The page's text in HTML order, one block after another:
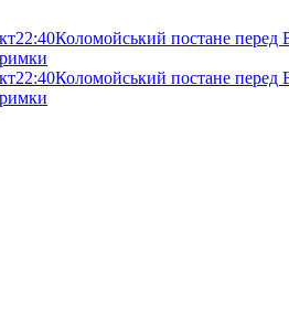
22:40Коломойський постане перед
22:40Коломойський постане перед